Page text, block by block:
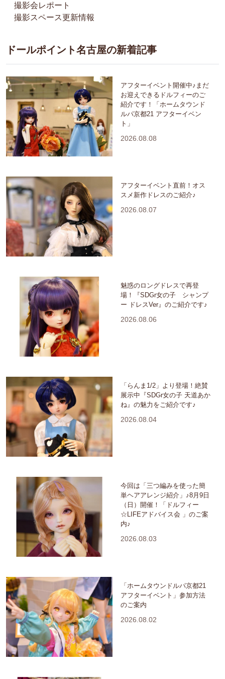
撮影会レポート
撮影スペース更新情報
ドールポイント名古屋の新着記事
アフターイベント開催中♪まだ
お迎えできるドルフィーのご
紹介です！「ホームタウンド
ルパ京都21 アフターイベン
ト」
2026.08.08
アフターイベント直前！オス
スメ新作ドレスのご紹介♪
2026.08.07
魅惑のロングドレスで再登
場！『SDGr女の子 シャンプ
ー ドレスVer』のご紹介です♪
2026.08.06
「らんま1/2」より登場！絶賛
展示中『SDGr女の子 天道あか
ね』の魅力をご紹介です♪
2026.08.04
今回は「三つ編みを使った簡
単ヘアアレンジ紹介」♪8月9日
（日）開催！「ドルフィー
☆LIFEアドバイス会 」のご案
内♪
2026.08.03
「ホームタウンドルパ京都21
アフターイベント」参加方法
のご案内
2026.08.02